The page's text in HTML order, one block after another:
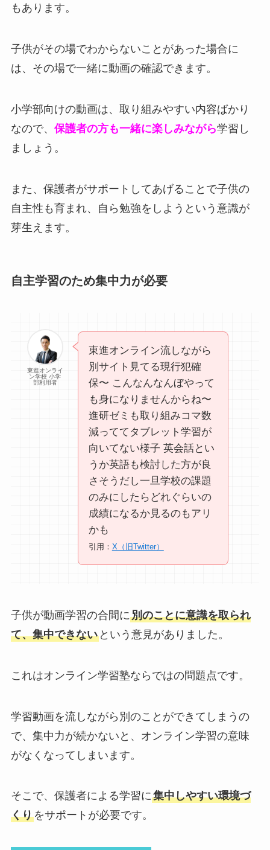
もあります。
子供がその場でわからないことがあった場合に
は、その場で一緒に動画の確認できます。
小学部向けの動画は、取り組みやすい内容ばかり
なので、 保護者の方も一緒に楽しみながら学習し
ましょう。
また、保護者がサポートしてあげることで子供の
自主性も育まれ、自ら勉強をしようという意識が
芽生えます。
自主学習のため集中力が必要
東進オンライ
ン学校 小学
部利用者
東進オンライン流しながら
別サイト見てる現行犯確
保〜 こんなんなんぼやって
も身になりませんからね〜
進研ゼミも取り組みコマ数
減っててタブレット学習が
向いてない様子 英会話とい
うか英語も検討した方が良
さそうだし一旦学校の課題
のみにしたらどれぐらいの
成績になるか見るのもアリ
かも
引用： X（旧Twitter）
子供が動画学習の合間に別のことに意識を取られ
て、集中できないという意見がありました。
これはオンライン学習塾ならではの問題点です。
学習動画を流しながら別のことができてしまうの
で、集中力が続かないと、オンライン学習の意味
がなくなってしまいます。
そこで、保護者による学習に集中しやすい環境づ
くりをサポートが必要です。